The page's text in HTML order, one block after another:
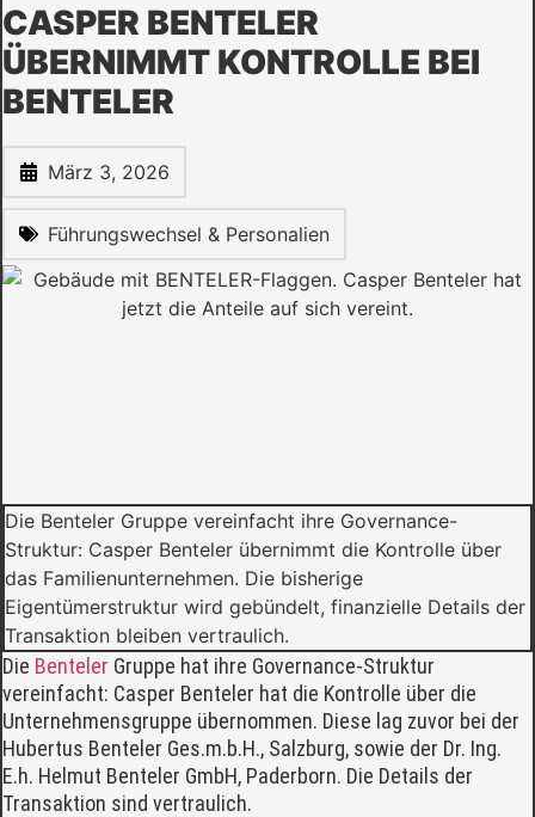
CASPER BENTELER
ÜBERNIMMT KONTROLLE BEI
BENTELER
März 3, 2026
Führungswechsel & Personalien
Die Benteler Gruppe vereinfacht ihre Governance-
Struktur: Casper Benteler übernimmt die Kontrolle über
das Familienunternehmen. Die bisherige
Eigentümerstruktur wird gebündelt, finanzielle Details der
Transaktion bleiben vertraulich.
Die Benteler Gruppe hat ihre Governance-Struktur
vereinfacht: Casper Benteler hat die Kontrolle über die
Unternehmensgruppe übernommen. Diese lag zuvor bei der
Hubertus Benteler Ges.m.b.H., Salzburg, sowie der Dr. Ing.
E.h. Helmut Benteler GmbH, Paderborn. Die Details der
Transaktion sind vertraulich.